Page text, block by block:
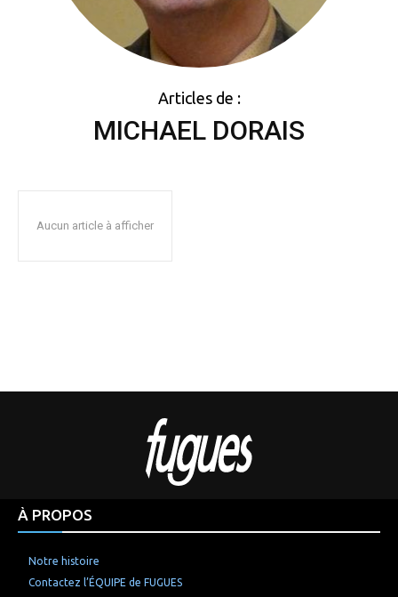
Articles de :
MICHAEL DORAIS
Aucun article à afficher
À PROPOS
Notre histoire
Contactez l’ÉQUIPE de FUGUES